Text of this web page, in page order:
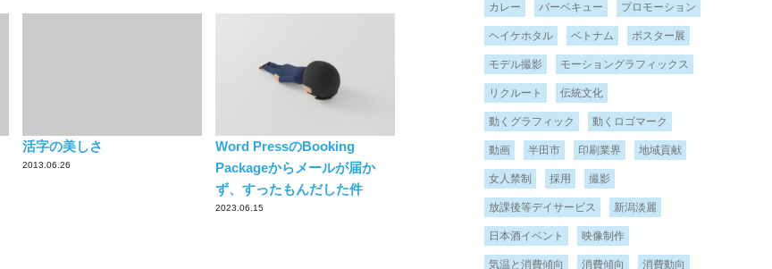
活字の美しさ
2013.06.26
Word PressのBooking
Packageからメールが届か
ず、すったもんだした件
2023.06.15
カレー バーベキュー プロモーション
ヘイケホタル ベトナム ポスター展
モデル撮影 モーショングラフィックス
リクルート 伝統文化
動くグラフィック 動くロゴマーク
動画 半田市 印刷業界 地域貢献
女人禁制 採用 撮影
放課後等デイサービス 新潟淡麗
日本酒イベント 映像制作
気温と消費傾向 消費傾向 消費動向